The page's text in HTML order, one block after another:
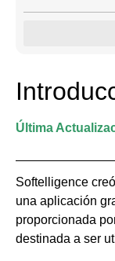
Última
Softelligence
una aplicación
proporcionada
destinada a ser